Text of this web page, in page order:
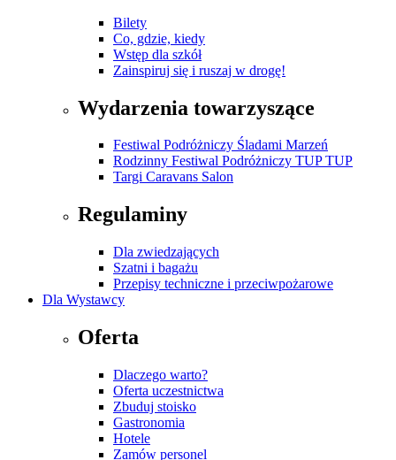
Bilety
Co, gdzie, kiedy
Wstęp dla szkół
Zainspiruj się i ruszaj w drogę!
Wydarzenia towarzyszące
Festiwal Podróżniczy Śladami Marzeń
Rodzinny Festiwal Podróżniczy TUP TUP
Targi Caravans Salon
Regulaminy
Dla zwiedzających
Szatni i bagażu
Przepisy techniczne i przeciwpożarowe
Dla Wystawcy
Oferta
Dlaczego warto?
Oferta uczestnictwa
Zbuduj stoisko
Gastronomia
Hotele
Zamów personel